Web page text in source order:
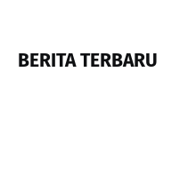
BERITA TERBARU